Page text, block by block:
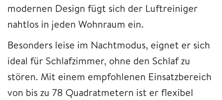
modernen Design fügt sich der Luftreiniger
nahtlos in jeden Wohnraum ein.
Besonders leise im Nachtmodus, eignet er sich
ideal für Schlafzimmer, ohne den Schlaf zu
stören. Mit einem empfohlenen Einsatzbereich
von bis zu 78 Quadratmetern ist er flexibel